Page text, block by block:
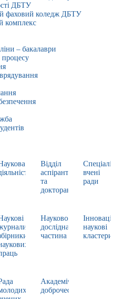
ДБТУ
фаховий коледж ДБТУ
комплекс
– бакалаври
процесу
Відділ
аспірантури
та
докторантури
вчені
ради
Науково-
дослідна
частина
наукові
кластери
Академічна
доброчесність